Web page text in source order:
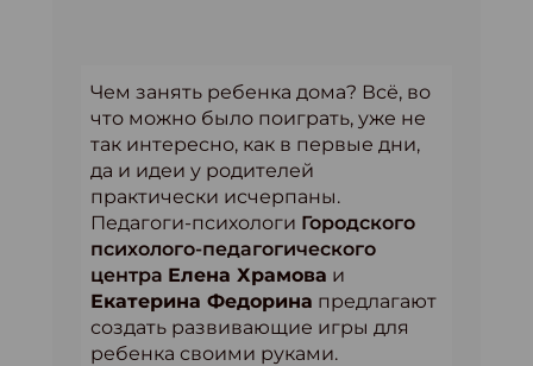
Чем занять ребенка дома? Всё, во
что можно было поиграть, уже не
так интересно, как в первые дни,
да и идеи у родителей
практически исчерпаны.
Педагоги-психологи Городского
психолого-педагогического
центра Елена Храмова и
Екатерина Федорина предлагают
создать развивающие игры для
ребенка своими руками.